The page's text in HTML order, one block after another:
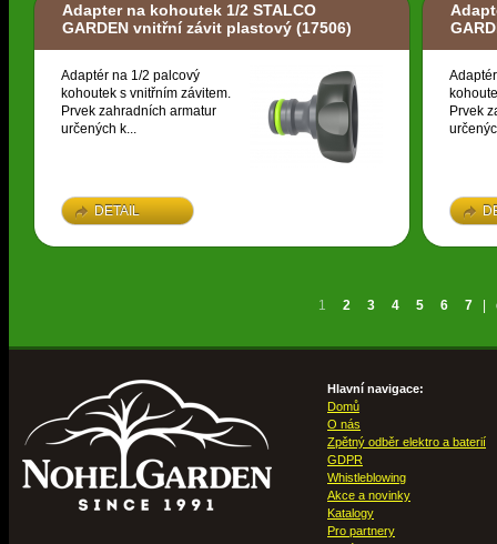
Adapter na kohoutek 1/2 STALCO
GARDEN vnitřní závit plastový (17506)
Adaptér na 1/2 palcový
kohoutek s vnitřním závitem.
Prvek zahradních armatur
určených k...
DETAIL
Prvek
1 2 3 4 5 6 7
Hlavní navigace:
Domů
O nás
Zpětný odběr elektro a baterií
GDPR
Whistleblowing
Akce a novinky
Katalogy
Pro partnery